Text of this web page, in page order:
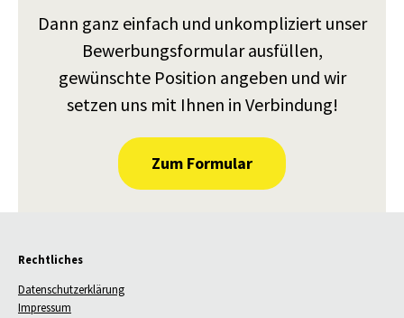
Dann ganz einfach und unkompliziert unser
Bewerbungsformular ausfüllen,
gewünschte Position angeben und wir
setzen uns mit Ihnen in Verbindung!
Zum Formular
Rechtliches
Datenschutzerklärung
Impressum